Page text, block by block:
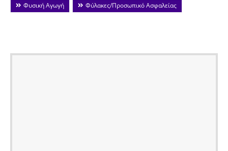
Φυσική Αγωγή
Φύλακες/Προσωπικό Ασφαλείας